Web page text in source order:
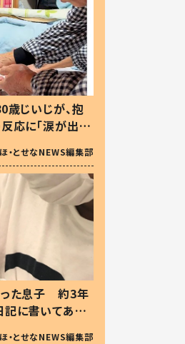
歳じいじが、抱
応に「涙が出ま
い」
ほ・とせなNEWS編集部
った息子 約3年
記に書いてあっ
ほ・とせなNEWS編集部